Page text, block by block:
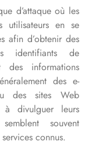
d’attaque où les
utilisateurs en se
afin d’obtenir des
identifiants de
informations
des e-
des sites Web
divulguer leurs
souvent
connus.